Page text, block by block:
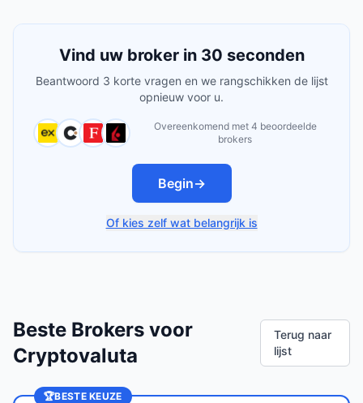
Vind uw broker in 30 seconden
Beantwoord 3 korte vragen en we rangschikken de lijst
opnieuw voor u.
Overeenkomend met 4 beoordeelde
brokers
Begin→
Of kies zelf wat belangrijk is
Beste Brokers voor
Cryptovaluta
Terug naar
lijst
🏆BESTE KEUZE